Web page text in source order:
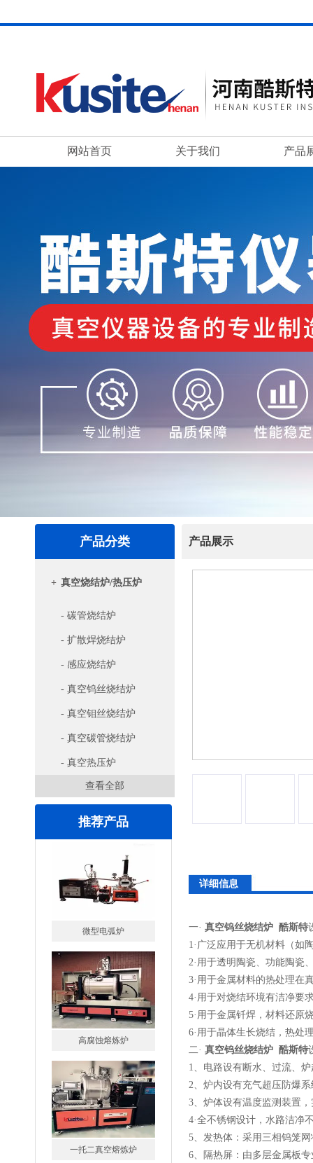
网站首页 关于我们 产品
产品分类
+ 真空烧结炉/热压炉
- 碳管烧结炉
- 扩散焊烧结炉
- 感应烧结炉
- 真空钨丝烧结炉
- 真空钼丝烧结炉
- 真空碳管烧结炉
- 真空热压炉
查看全部
推荐产品
高腐蚀熔炼炉
一托二真空熔炼炉
微型真空熔炼炉
产品展示
详细信息
一· 真空钨丝烧结炉 酷斯特
1·广泛应用于无机材料（如
2·用于透明陶瓷、功能陶瓷
3·用于金属材料的热处理在
4·用于对烧结环境有洁净要
5·用于金属钎焊，材料还原
6·用于晶体生长烧结，热处
二· 真空钨丝烧结炉 酷斯特
1、电路设有断水、过流、
2、炉内设有充气超压防爆系
3、炉体设有温度监测装置
4·全不锈钢设计，水路洁净
5、发热体：采用三相钨笼
6、隔热屏：由多层金属板